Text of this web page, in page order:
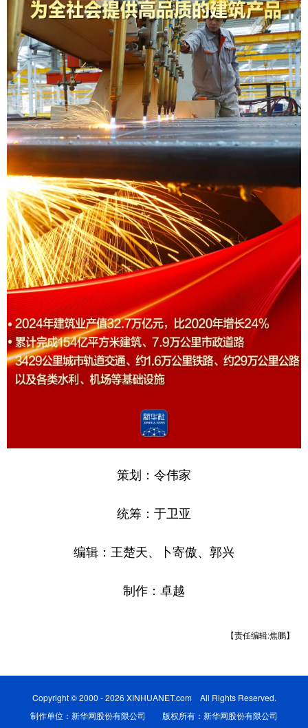
策划：令伟家
统筹：于卫亚
编辑：王楚天、卜寄傲、郭兴
制作：卓越
【责任编辑:焦鹏】
Copyright © 2000 - 2026 XINHUANET.com All Rights Reserved.
制作单位：新华网股份有限公司 版权所有：新华网股份有限公司